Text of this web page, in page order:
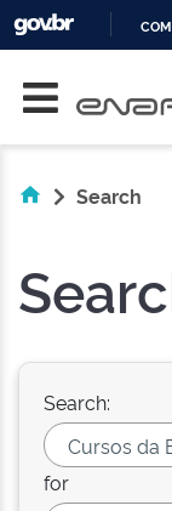
Search
Search:
for